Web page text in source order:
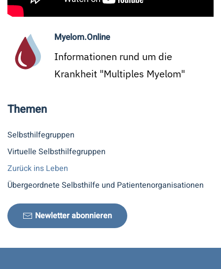
Myelom.Online
Informationen rund um die
Krankheit "Multiples Myelom"
Themen
Selbsthilfegruppen
Virtuelle Selbsthilfegruppen
Zurück ins Leben
Übergeordnete Selbsthilfe und Patientenorganisationen
Newletter abonnieren